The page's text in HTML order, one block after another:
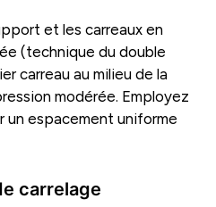
et les carreaux en
(technique du double
carreau au milieu de la
modérée. Employez
un espacement uniforme
carrelage